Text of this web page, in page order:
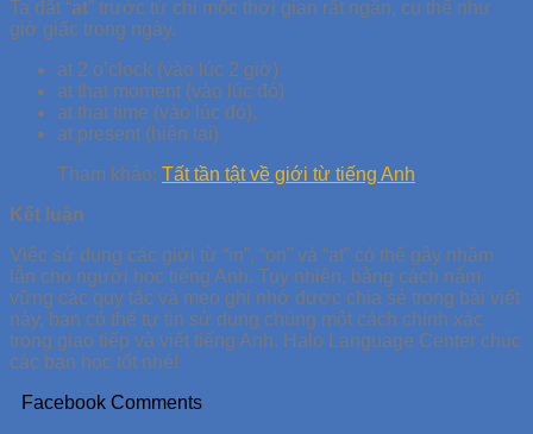
Ta đặt “at” trước từ chỉ mốc thời gian rất ngắn, cụ thể như
giờ giấc trong ngày.
at 2 o’clock (vào lúc 2 giờ)
at that moment (vào lúc đó)
at that time (vào lúc đó),
at present (hiện tại)
Tham khảo: Tất tần tật về giới từ tiếng Anh
Kết luận
Việc sử dụng các giới từ “in”, “on” và “at” có thể gây nhầm
lẫn cho người học tiếng Anh. Tuy nhiên, bằng cách nắm
vững các quy tắc và mẹo ghi nhớ được chia sẻ trong bài viết
này, bạn có thể tự tin sử dụng chúng một cách chính xác
trong giao tiếp và viết tiếng Anh. Halo Language Center chúc
các bạn học tốt nhé!
Facebook Comments